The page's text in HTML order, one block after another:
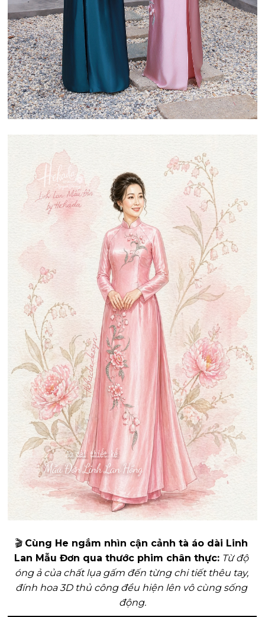
🎬 Cùng He ngắm nhìn cận cảnh tà áo dài Linh
Lan Mẫu Đơn qua thước phim chân thực: Từ độ
óng ả của chất lụa gấm đến từng chi tiết thêu tay,
đính hoa 3D thủ công đều hiện lên vô cùng sống
động.